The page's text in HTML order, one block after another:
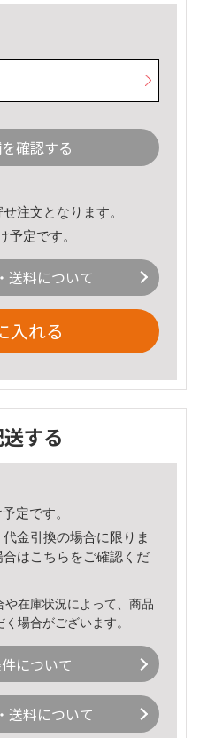
確認する
注文となります。
予定です。
送料について
入れる
する
定です。
金引換の場合に限りま
はこちら をご確認くだ
在庫状況によって、商品
場合がございます。
について
送料について